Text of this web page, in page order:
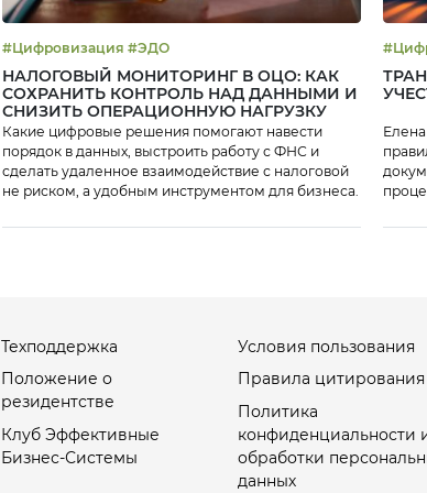
#Цифровизация #ЭДО
НАЛОГОВЫЙ МОНИТОРИНГ В ОЦО: КАК
СОХРАНИТЬ КОНТРОЛЬ НАД ДАННЫМИ И
СНИЗИТЬ ОПЕРАЦИОННУЮ НАГРУЗКУ
Какие цифровые решения помогают навести
порядок в данных, выстроить работу с ФНС и
сделать удаленное взаимодействие с налоговой
не риском, а удобным инструментом для бизнеса.
Техподдержка
Положение о
резидентстве
Клуб Эффективные
Бизнес-Системы
Условия пользования
Правила цитирования
Политика
конфиденциальности
обработки
данных